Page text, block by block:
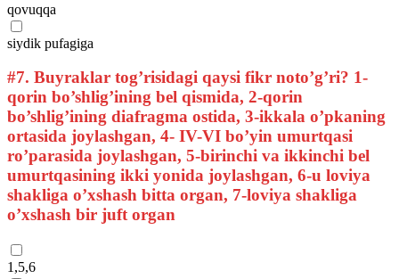
qovuqqa
siydik pufagiga
#7. Buyraklar tog’risidagi qaysi fikr noto’g’ri? 1-
qorin bo’shlig’ining bel qismida, 2-qorin
bo’shlig’ining diafragma ostida, 3-ikkala o’pkaning
ortasida joylashgan, 4- IV-VI bo’yin umurtqasi
ro’parasida joylashgan, 5-birinchi va ikkinchi bel
umurtqasining ikki yonida joylashgan, 6-u loviya
shakliga o’xshash bitta organ, 7-loviya shakliga
o’xshash bir juft organ
1,5,6